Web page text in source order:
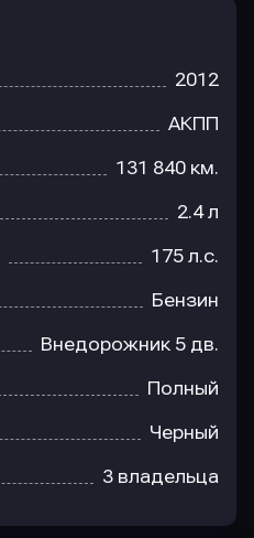
2012
АКПП
131 840 км.
2.4 л
175 л.с.
Бензин
Внедорожник 5 дв.
Полный
Черный
3 владельца